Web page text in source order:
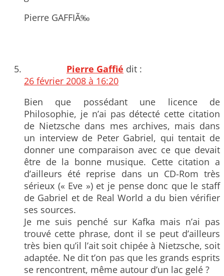
Pierre GAFFIÃ‰
Pierre Gaffié dit :
26 février 2008 à 16:20
Bien que possédant une licence de
Philosophie, je n’ai pas détecté cette citation
de Nietzsche dans mes archives, mais dans
un interview de Peter Gabriel, qui tentait de
donner une comparaison avec ce que devait
être de la bonne musique. Cette citation a
d’ailleurs été reprise dans un CD-Rom très
sérieux (« Eve ») et je pense donc que le staff
de Gabriel et de Real World a du bien vérifier
ses sources.
Je me suis penché sur Kafka mais n’ai pas
trouvé cette phrase, dont il se peut d’ailleurs
très bien qu’il l’ait soit chipée à Nietzsche, soit
adaptée. Ne dit t’on pas que les grands esprits
se rencontrent, même autour d’un lac gelé ?